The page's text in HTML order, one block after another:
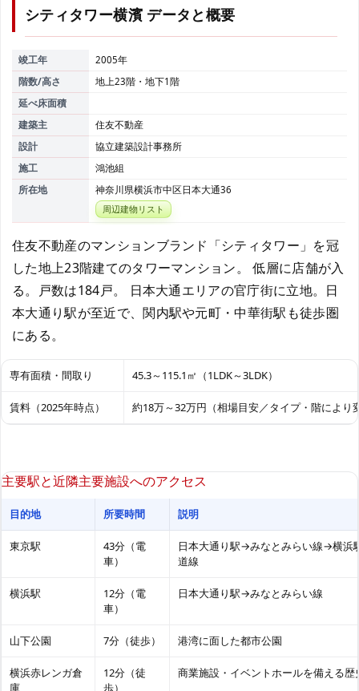
シティタワー横濱 データと概要
竣工年
2005年
階数/高さ
地上23階・地下1階
延べ床面積
建築主
住友不動産
設計
協立建築設計事務所
施工
鴻池組
所在地
神奈川県横浜市中区日本大通36
周辺建物リスト
住友不動産のマンションブランド「シティタワー」を冠
した地上23階建てのタワーマンション。 低層に店舗が入
る。戸数は184戸。 日本大通エリアの官庁街に立地。日
本大通り駅が至近で、関内駅や元町・中華街駅も徒歩圏
にある。
専有面積・間取り 45.3～115.1㎡（1LDK～3LDK）
賃料（2025年時点） 約18万～32万円（相場目安／タイプ・階により
主要駅と近隣主要施設へのアクセス
目的地 所要時間 説明
東京駅
43分（電
車）
日本大通り駅→みなとみらい線→横浜
道線
横浜駅
12分（電
車）
日本大通り駅→みなとみらい線
山下公園 7分（徒歩） 港湾に面した都市公園
横浜赤レンガ倉
庫
12分（徒
歩）
商業施設・イベントホールを備える歴